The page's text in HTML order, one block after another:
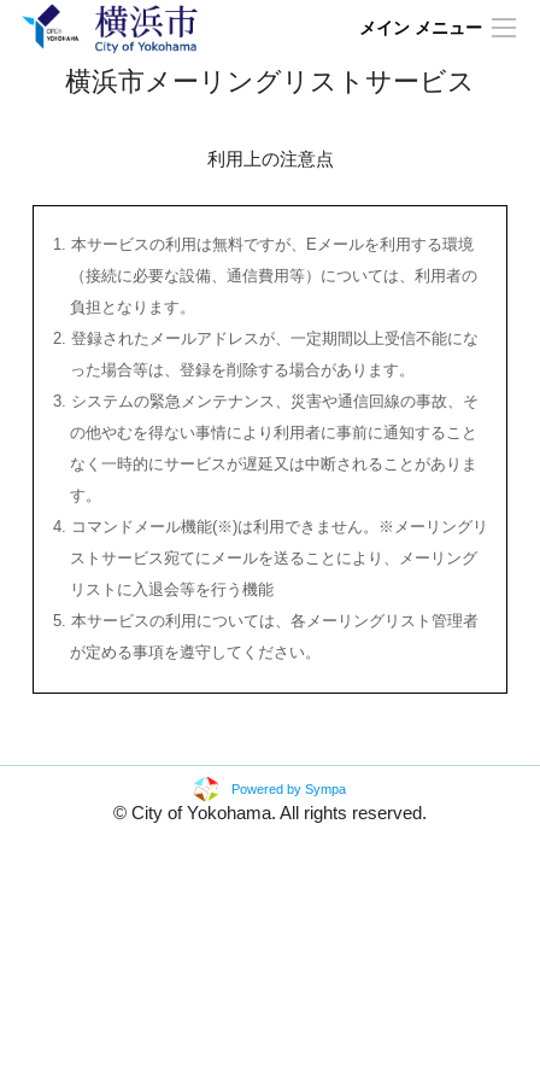
メイン メニュー
横浜市メーリングリストサービス
利用上の注意点
1. 本サービスの利用は無料ですが、Eメールを利用する環境
（接続に必要な設備、通信費用等）については、利用者の
負担となります。
2. 登録されたメールアドレスが、一定期間以上受信不能にな
った場合等は、登録を削除する場合があります。
3. システムの緊急メンテナンス、災害や通信回線の事故、そ
の他やむを得ない事情により利用者に事前に通知すること
なく一時的にサービスが遅延又は中断されることがありま
す。
4. コマンドメール機能(※)は利用できません。※メーリングリ
ストサービス宛てにメールを送ることにより、メーリング
リストに入退会等を行う機能
5. 本サービスの利用については、各メーリングリスト管理者
が定める事項を遵守してください。
Powered by Sympa
© City of Yokohama. All rights reserved.